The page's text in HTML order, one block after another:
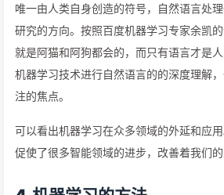
唯一由人类自身创造的符号，自然语言处
研究的方向。按照百度机器学习专家余凯
就是阿猫和阿狗都会的，而只有语言才是
机器学习技术进行自然语言的的深度理解
注的焦点。
可以看出机器学习在众多领域的外延和应
促使了很多智能领域的进步，改善着我们的